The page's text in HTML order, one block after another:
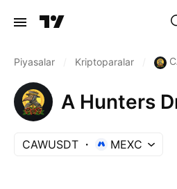
Piyasalar Kriptoparalar
A Hunters
CAWUSDT MEXC